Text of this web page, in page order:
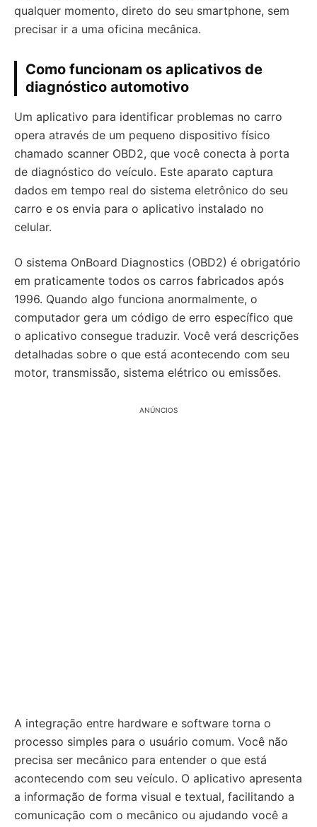
qualquer momento, direto do seu smartphone, sem
precisar ir a uma oficina mecânica.
Como funcionam os aplicativos de
diagnóstico automotivo
Um aplicativo para identificar problemas no carro
opera através de um pequeno dispositivo físico
chamado scanner OBD2, que você conecta à porta
de diagnóstico do veículo. Este aparato captura
dados em tempo real do sistema eletrônico do seu
carro e os envia para o aplicativo instalado no
celular.
O sistema OnBoard Diagnostics (OBD2) é obrigatório
em praticamente todos os carros fabricados após
1996. Quando algo funciona anormalmente, o
computador gera um código de erro específico que
o aplicativo consegue traduzir. Você verá descrições
detalhadas sobre o que está acontecendo com seu
motor, transmissão, sistema elétrico ou emissões.
ANÚNCIOS
A integração entre hardware e software torna o
processo simples para o usuário comum. Você não
precisa ser mecânico para entender o que está
acontecendo com seu veículo. O aplicativo apresenta
a informação de forma visual e textual, facilitando a
comunicação com o mecânico ou ajudando você a